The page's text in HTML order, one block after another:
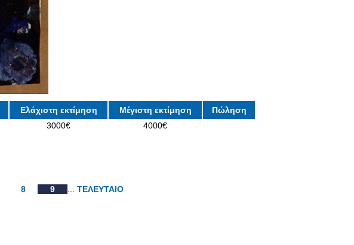
Ελάχιστη εκτίμηση Μέγιστη εκτίμηση
Πώληση
3000€ 4000€
8 9 ΤΕΛΕΥΤΑΙΟ